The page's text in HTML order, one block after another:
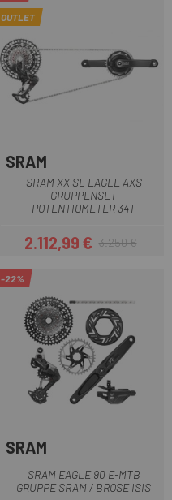
OUTLET
SRAM
SRAM XX SL EAGLE AXS
GRUPPENSET
POTENTIOMETER 34T
Preis
2.112,99 €Regulärer Preis
3.250 €
-22%
SRAM
SRAM EAGLE 90 E-MTB
GRUPPE SRAM / BROSE ISIS